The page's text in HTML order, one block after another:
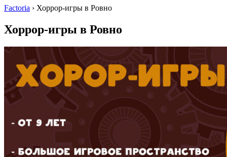
Factoria › Хоррор-игры в Ровно
Хоррор-игры в Ровно